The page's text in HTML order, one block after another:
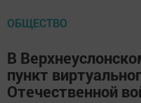
ОБЩЕСТВО
В
пункт
Отечественной